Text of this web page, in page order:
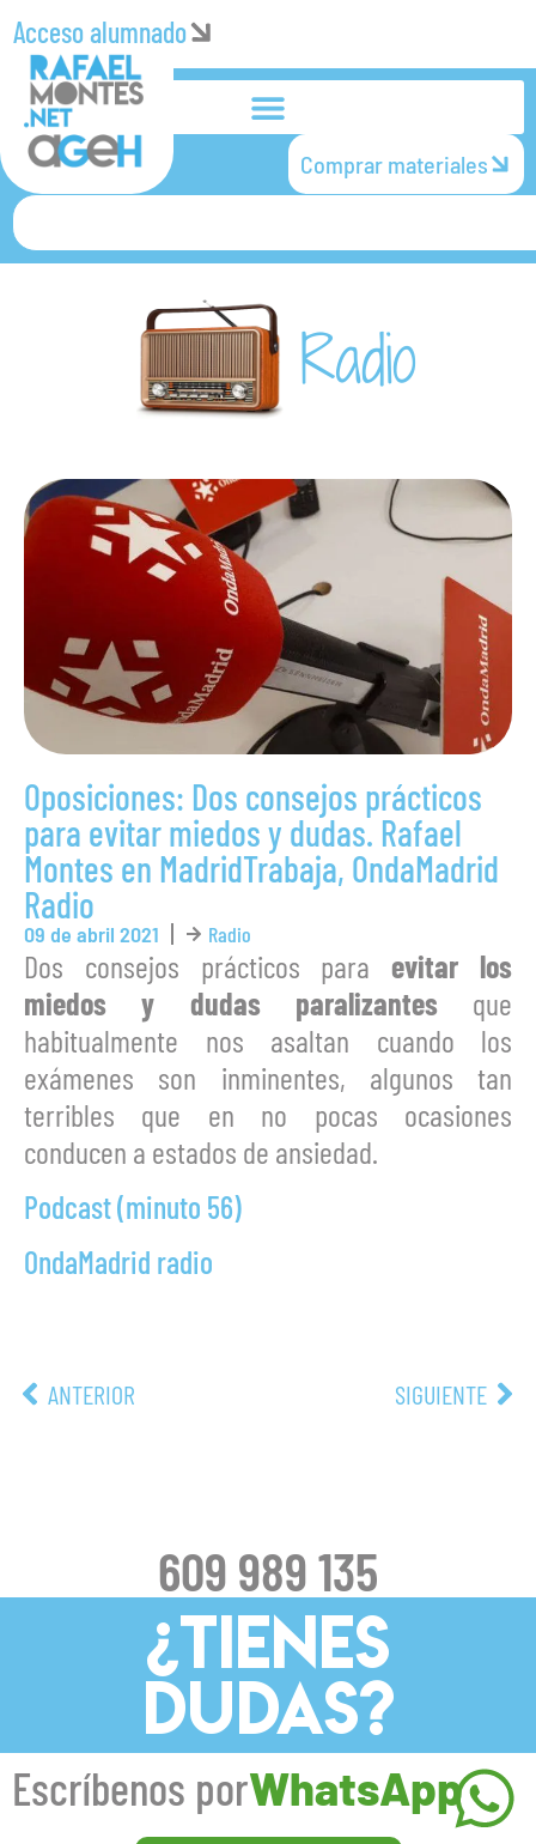
Acceso alumnado
Comprar materiales
Radio
Oposiciones: Dos consejos prácticos
para evitar miedos y dudas. Rafael
Montes en MadridTrabaja, OndaMadrid
Radio
09 de abril 2021 Radio
Dos consejos prácticos para evitar los
miedos y dudas paralizantesque
habitualmente nos asaltan cuando los
exámenes son inminentes, algunos tan
terribles que en no pocas ocasiones
conducen a estados de ansiedad.
Podcast (minuto 56)
OndaMadrid radio
ANTERIOR SIGUIENTE
609 989 135
¿TIENES
DUDAS?
Escríbenos porWhatsApp